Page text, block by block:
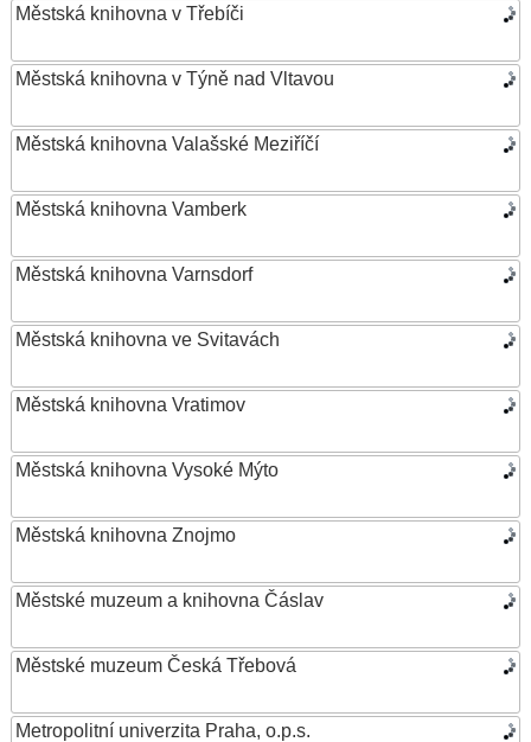
Městská knihovna v Třebíči
Městská knihovna v Týně nad Vltavou
Městská knihovna Valašské Meziříčí
Městská knihovna Vamberk
Městská knihovna Varnsdorf
Městská knihovna ve Svitavách
Městská knihovna Vratimov
Městská knihovna Vysoké Mýto
Městská knihovna Znojmo
Městské muzeum a knihovna Čáslav
Městské muzeum Česká Třebová
Metropolitní univerzita Praha, o.p.s.